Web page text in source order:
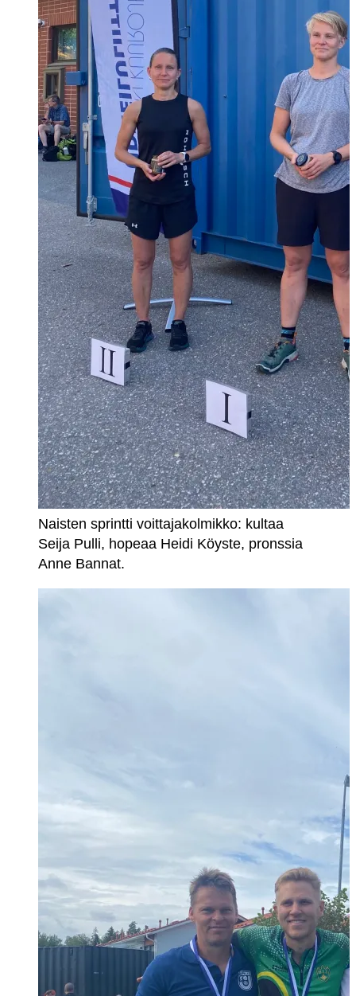
Naisten sprintti voittajakolmikko: kultaa
Seija Pulli, hopeaa Heidi Köyste, pronssia
Anne Bannat.